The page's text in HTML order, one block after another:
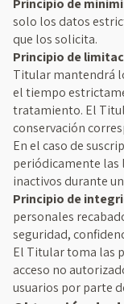
Principio de
solo los datos
que los solicita.
Principio de
Titular mantendrá
el tiempo
tratamiento. El
conservación
En el caso de
periódicamente las
inactivos durante
Principio de
personales
seguridad,
El Titular toma las
acceso no
usuarios por parte